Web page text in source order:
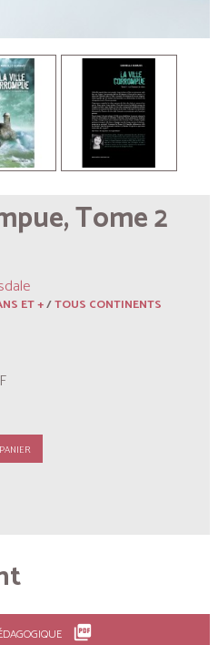
Tome 2
ET +/TOUS CONTINENTS
picture_as_pdf